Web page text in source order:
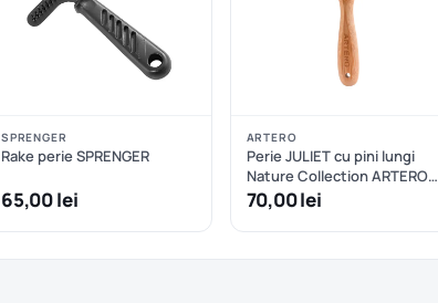
SPRENGER
Rake perie SPRENGER
65,00 lei
ARTERO
Perie JULIET cu pini lungi
Nature Collection ARTERO -
M
70,00 lei